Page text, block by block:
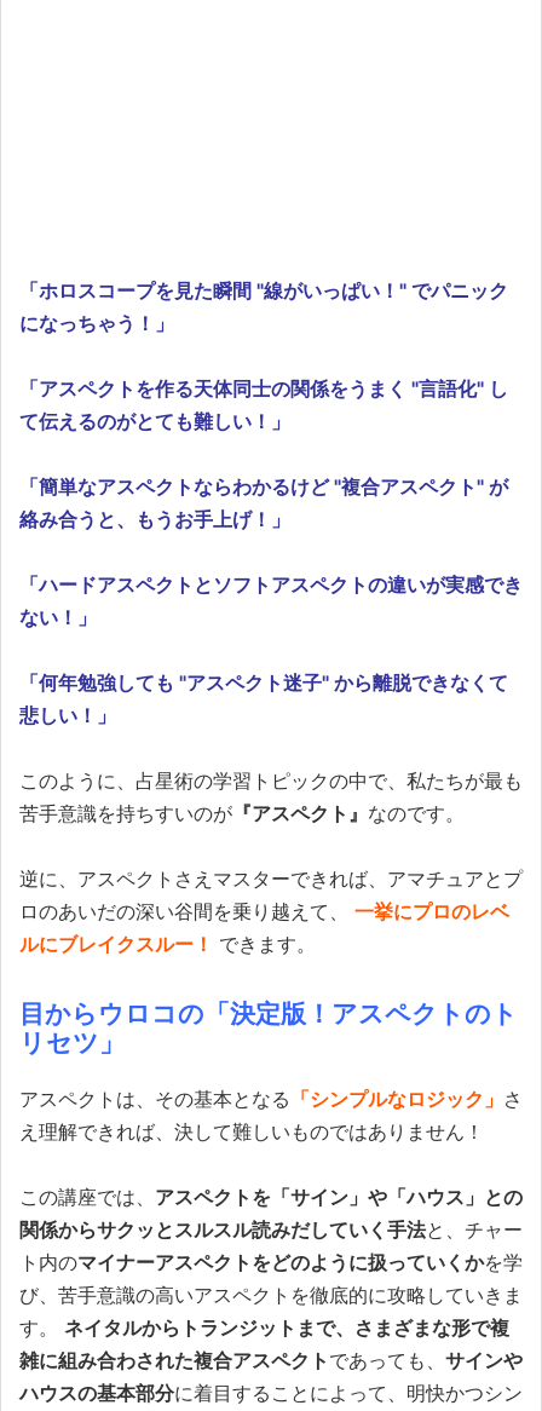
「ホロスコープを見た瞬間 "線がいっぱい！" でパニック
になっちゃう！」
「アスペクトを作る天体同士の関係をうまく "言語化" し
て伝えるのがとても難しい！」
「簡単なアスペクトならわかるけど "複合アスペクト" が
絡み合うと、もうお手上げ！」
「ハードアスペクトとソフトアスペクトの違いが実感でき
ない！」
「何年勉強しても "アスペクト迷子" から離脱できなくて
悲しい！」
このように、占星術の学習トピックの中で、私たちが最も
苦手意識を持ちすいのが 『アスペクト』 なのです。
逆に、アスペクトさえマスターできれば、アマチュアとプ
ロのあいだの深い谷間を乗り越えて、 一挙にプロのレベ
ルにブレイクスルー！ できます。
目からウロコの「決定版！アスペクトのト
リセツ」
アスペクトは、その基本となる 「シンプルなロジック」 さ
え理解できれば、決して難しいものではありません！
この講座では、 アスペクトを「サイン」や「ハウス」との
関係からサクッとスルスル読みだしていく手法と、チャー
ト内のマイナーアスペクトをどのように扱っていくかを学
び、苦手意識の高いアスペクトを徹底的に攻略していきま
す。 ネイタルからトランジットまで、さまざまな形で複
雑に組み合わされた複合アスペクト であっても、 サインや
ハウスの基本部分に着目することによって、明快かつシン